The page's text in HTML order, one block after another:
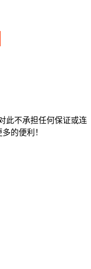
此不承担任何保证或连
的便利！